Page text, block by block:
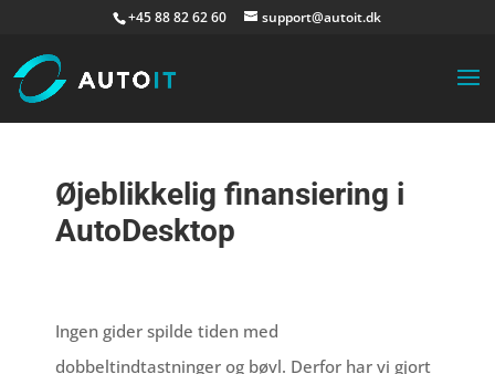
+45 88 82 62 60 support@autoit.dk
Øjeblikkelig finansiering i
AutoDesktop
Ingen gider spilde tiden med
dobbeltindtastninger og bøvl. Derfor har vi gjort